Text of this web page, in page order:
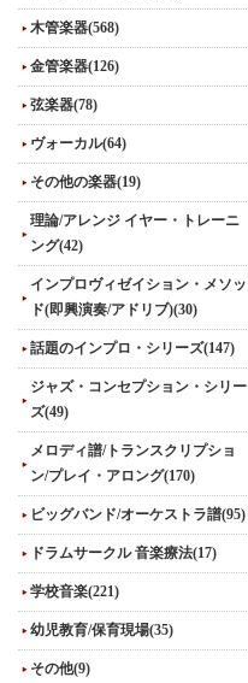
木管楽器(568)
金管楽器(126)
弦楽器(78)
ヴォーカル(64)
その他の楽器(19)
理論/アレンジ イヤー・トレーニ
ング(42)
インプロヴィゼイション・メソッ
ド(即興演奏/アドリブ)(30)
話題のインプロ・シリーズ(147)
ジャズ・コンセプション・シリー
ズ(49)
メロディ譜/トランスクリプショ
ン/プレイ・アロング(170)
ビッグバンド/オーケストラ譜(95)
ドラムサークル 音楽療法(17)
学校音楽(221)
幼児教育/保育現場(35)
その他(9)